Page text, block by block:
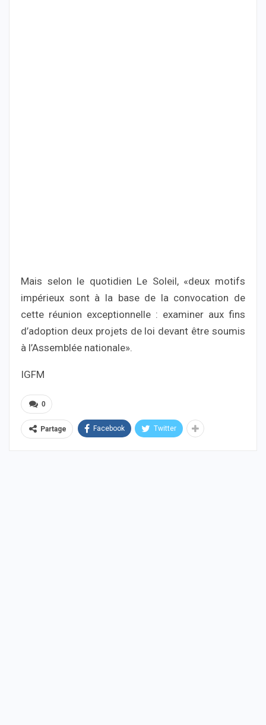
Mais selon le quotidien Le Soleil, «deux motifs
impérieux sont à la base de la convocation de
cette réunion exceptionnelle : examiner aux fins
d’adoption deux projets de loi devant être soumis
à l’Assemblée nationale».
IGFM
0
Partage Facebook Twitter